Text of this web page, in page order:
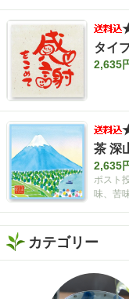
タイ
入 ま
2,635
茶 深
いセ
2,635
ポスト
味、苦
カテゴリー